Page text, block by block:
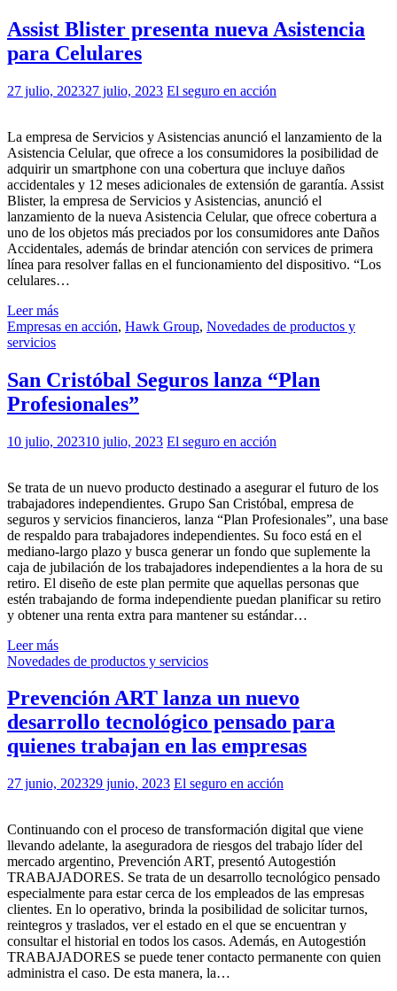
Assist Blister presenta nueva Asistencia
para Celulares
27 julio, 202327 julio, 2023 El seguro en acción
La empresa de Servicios y Asistencias anunció el lanzamiento de la
Asistencia Celular, que ofrece a los consumidores la posibilidad de
adquirir un smartphone con una cobertura que incluye daños
accidentales y 12 meses adicionales de extensión de garantía. Assist
Blister, la empresa de Servicios y Asistencias, anunció el
lanzamiento de la nueva Asistencia Celular, que ofrece cobertura a
uno de los objetos más preciados por los consumidores ante Daños
Accidentales, además de brindar atención con services de primera
línea para resolver fallas en el funcionamiento del dispositivo. “Los
celulares…
Leer más
Empresas en acción, Hawk Group, Novedades de productos y
servicios
San Cristóbal Seguros lanza “Plan
Profesionales”
10 julio, 202310 julio, 2023 El seguro en acción
Se trata de un nuevo producto destinado a asegurar el futuro de los
trabajadores independientes. Grupo San Cristóbal, empresa de
seguros y servicios financieros, lanza “Plan Profesionales”, una base
de respaldo para trabajadores independientes. Su foco está en el
mediano-largo plazo y busca generar un fondo que suplemente la
caja de jubilación de los trabajadores independientes a la hora de su
retiro. El diseño de este plan permite que aquellas personas que
estén trabajando de forma independiente puedan planificar su retiro
y obtener una renta extra para mantener su estándar…
Leer más
Novedades de productos y servicios
Prevención ART lanza un nuevo
desarrollo tecnológico pensado para
quienes trabajan en las empresas
27 junio, 202329 junio, 2023 El seguro en acción
Continuando con el proceso de transformación digital que viene
llevando adelante, la aseguradora de riesgos del trabajo líder del
mercado argentino, Prevención ART, presentó Autogestión
TRABAJADORES. Se trata de un desarrollo tecnológico pensado
especialmente para estar cerca de los empleados de las empresas
clientes. En lo operativo, brinda la posibilidad de solicitar turnos,
reintegros y traslados, ver el estado en el que se encuentran y
consultar el historial en todos los casos. Además, en Autogestión
TRABAJADORES se puede tener contacto permanente con quien
administra el caso. De esta manera, la…